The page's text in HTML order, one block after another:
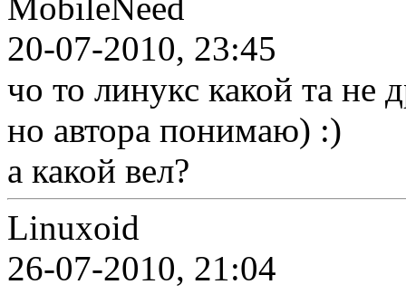
20-07-2010, 23:45
чо то линукс какой та не
но автора понимаю) :)
а какой вел?
Linuxoid
26-07-2010, 21:04